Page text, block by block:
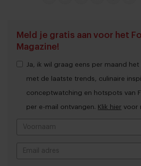
Meld je gratis aan voor het
Magazine!
Ja, ik wil graag eens per maand
met de laatste trends, culinaire
conceptwatching en hotspots van
per e-mail ontvangen. Klik hier voor